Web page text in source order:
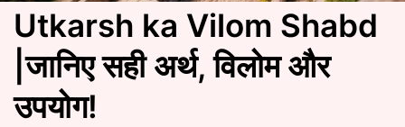
Utkarsh ka Vilom Shabd
|जानिए सही अर्थ, विलोम और
उपयोग!